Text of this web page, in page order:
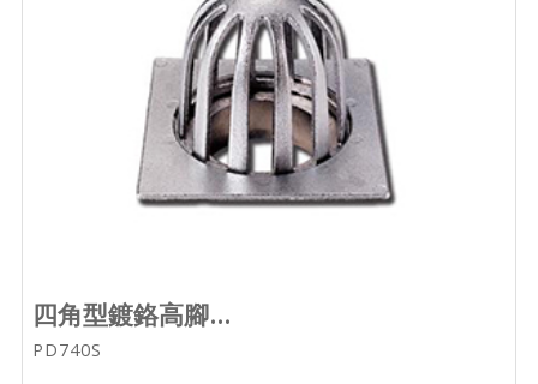
四角型鍍鉻高腳...
PD740S